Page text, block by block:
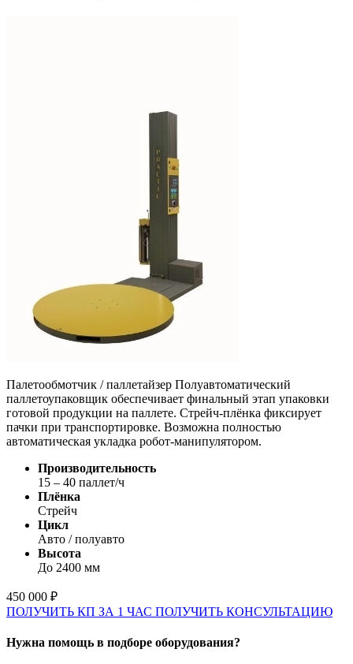
Палетообмотчик / паллетайзер Полуавтоматический
паллетоупаковщик обеспечивает финальный этап упаковки
готовой продукции на паллете. Стрейч-плёнка фиксирует
пачки при транспортировке. Возможна полностью
автоматическая укладка робот-манипулятором.
Производительность
15 – 40 паллет/ч
Плёнка
Стрейч
Цикл
Авто / полуавто
Высота
До 2400 мм
450 000 ₽
ПОЛУЧИТЬ КП ЗА 1 ЧАС ПОЛУЧИТЬ КОНСУЛЬТАЦИЮ
Нужна помощь в подборе оборудования?